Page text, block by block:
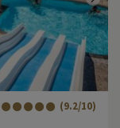
(9.2/10)